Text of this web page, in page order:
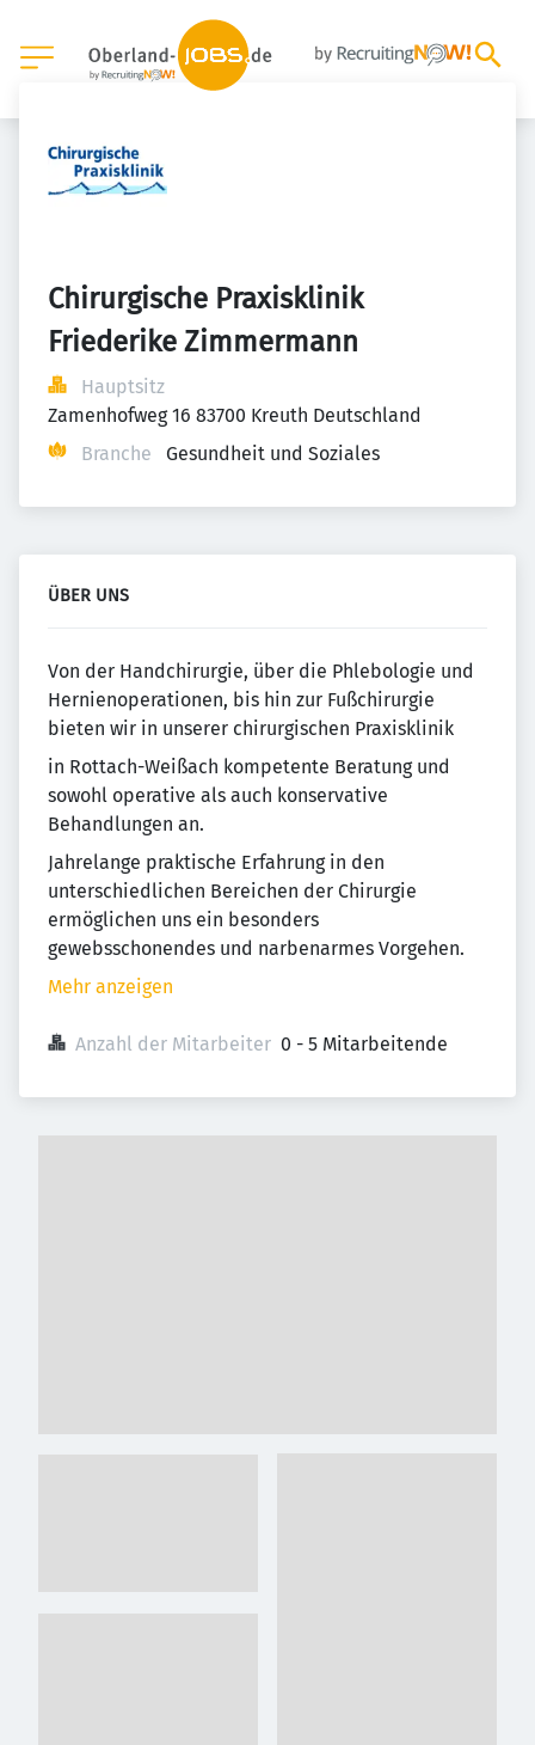
Chirurgische Praxisklinik
Friederike Zimmermann
Hauptsitz
Zamenhofweg 16 83700 Kreuth Deutschland
Branche
Gesundheit und Soziales
ÜBER UNS
Von der Handchirurgie, über die Phlebologie und
Hernienoperationen, bis hin zur Fußchirurgie
bieten wir in unserer chirurgischen Praxisklinik
in Rottach-Weißach kompetente Beratung und
sowohl operative als auch konservative
Behandlungen an.
Jahrelange praktische Erfahrung in den
unterschiedlichen Bereichen der Chirurgie
ermöglichen uns ein besonders
gewebsschonendes und narbenarmes Vorgehen.
Mehr anzeigen
Anzahl der Mitarbeiter 0 - 5 Mitarbeitende